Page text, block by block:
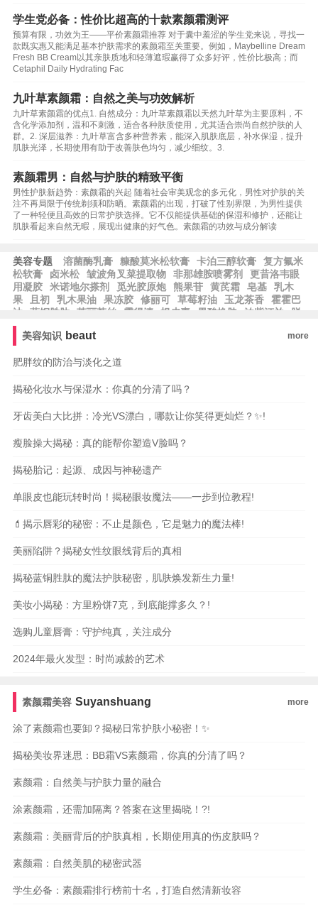
学生党必备：性价比超高的十款素颜霜测评
预算有限，功效为王——平价素颜霜推荐 对于囊中羞涩的学生党来说，寻找一
款既实惠又能满足基本护肤需求的素颜霜至关重要。例如，Maybelline Dream
Fresh BB Cream以其亲肤质地和轻薄遮瑕赢得了众多好评，性价比极高；而
Cetaphil Daily Hydrating Fac
九叶草素颜霜：自然之美与功效解析
九叶草素颜霜的优点1. 自然成分：九叶草素颜霜以天然九叶草为主要原料，不
含化学添加剂，温和不刺激，适合各种肤质使用，尤其适合崇尚自然护肤的人
群。2. 深层滋养：九叶草富含多种营养素，能深入肌肤底层，补水保湿，提升
肌肤光泽，长期使用有助于改善肤色均匀，减少细纹。3.
素颜霜男：自然与护肤的精致平衡
男性护肤新趋势：素颜霜的兴起 随着社会审美观念的多元化，男性对护肤的关
注不再局限于传统剃须和防晒。素颜霜的出现，打破了性别界限，为男性提供
了一种轻便且高效的日常护肤选择。它不仅能提供基础的保湿和修护，还能让
肌肤看起来自然无暇，展现出健康的好气色。素颜霜的功效与成分解读
美容专题 溶菌酶乳膏 糠酸莫米松软膏 卡泊三醇软膏
复方氟米
松软膏
卤米松 皱波角叉菜提取物 非那雄胺喷雾剂
更昔洛韦眼
用凝胶
米诺地尔搽剂 觅光胶原炮 熊果苷 黄芪霜 皂基
乳木
果
且初 乳木果油 果冻胶 修丽可 草莓籽油 玉龙茶香
霍霍巴
油
蓝铜胜肽 芙丽芳丝 露得清 根皮素 果酸换肤 泊紫汀兰
脱
羧肌肽
氏
雅漾 whoo后
MAC魅
美容知识 beaut more
肥胖纹的防治与淡化之道
揭秘化妆水与保湿水：你真的分清了吗？
牙齿美白大比拼：冷光VS漂白，哪款让你笑得更灿烂？✨!
瘦脸操大揭秘：真的能帮你塑造V脸吗？
揭秘胎记：起源、成因与神秘遗产
单眼皮也能玩转时尚！揭秘眼妆魔法——一步到位教程!
💄揭示唇彩的秘密：不止是颜色，它是魅力的魔法棒!
美丽陷阱？揭秘女性纹眼线背后的真相
揭秘蓝铜胜肽的魔法护肤秘密，肌肤焕发新生力量!
美妆小揭秘：方里粉饼7克，到底能撑多久？!
选购儿童唇膏：守护纯真，关注成分
2024年最火发型：时尚减龄的艺术
素颜霜美容 Suyanshuang more
涂了素颜霜也要卸？揭秘日常护肤小秘密！✨
揭秘美妆界迷思：BB霜VS素颜霜，你真的分清了吗？
素颜霜：自然美与护肤力量的融合
涂素颜霜，还需加隔离？答案在这里揭晓！?!
素颜霜：美丽背后的护肤真相，长期使用真的伤皮肤吗？
素颜霜：自然美肌的秘密武器
学生必备：素颜霜排行榜前十名，打造自然清新妆容